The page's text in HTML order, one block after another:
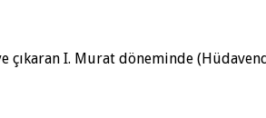
çıkaran I. Murat döneminde